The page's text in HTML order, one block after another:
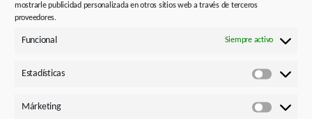
mostrarle publicidad personalizada en otros sitios web a través de terceros
proveedores.
Funcional Siempre activo
Estadísticas
Márketing
Herramientas y software
Asesoramiento tecnológico
aplicaciones en los centros de ventas o póngase en